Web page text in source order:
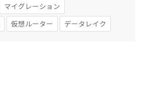
マイグレーション
仮想ルーター データレイク